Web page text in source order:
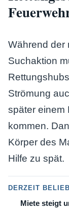
Während der
Suchaktion
Strömung
später einem
kommen.
Körper des
Hilfe zu spät.
DERZEIT
Miete steigt